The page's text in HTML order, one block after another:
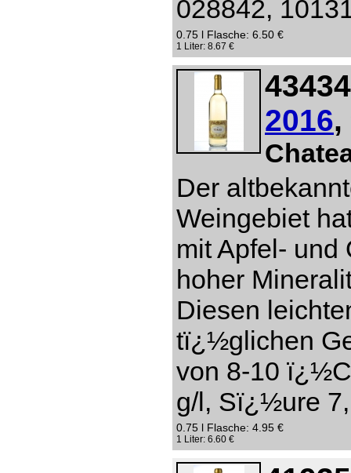
028842,
0.75 l Flasche: 6.50 €
1 Liter: 8.67 €
2016,
Der
Weingebiet
mit Apfel- und
hoher
Diesen
tï¿½glichen
von 8-10
g/l, Sï¿½ure
0.75 l Flasche: 4.95 €
1 Liter: 6.60 €